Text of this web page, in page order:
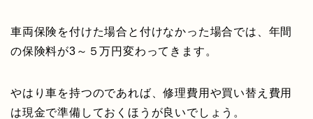
車両保険を付けた場合と付けなかった場合では、年間
の保険料が3～５万円変わってきます。
やはり車を持つのであれば、修理費用や買い替え費用
は現金で準備しておくほうが良いでしょう。